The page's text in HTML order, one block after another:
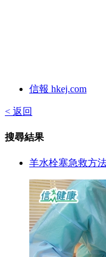
信報 hkej.com
< 返回
搜尋結果
羊水栓塞急救方